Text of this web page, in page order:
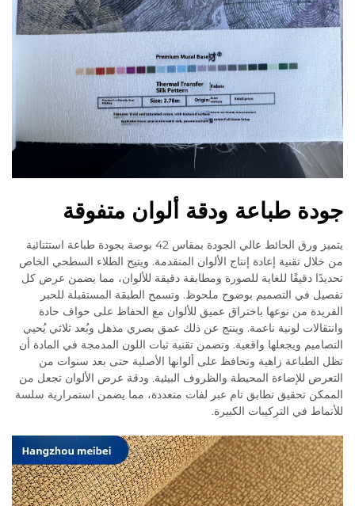
جودة طباعة ودقة ألوان متفوقة
يتميز ورق الحائط عالي الجودة بمقاس 42 بوصة بجودة طباعة استثنائية
من خلال تقنية إعادة إنتاج الألوان المتقدمة. ويتيح الطلاء السطحي الخاص
تحديدًا دقيقًا للغاية للصورة ومطابقة دقيقة للألوان، مما يضمن عرض كل
تفصيل في التصميم بوضوح ملحوظ. وتسمح الطبقة المستقبلة للحبر
الفريدة من نوعها باختراق عميق للألوان مع الحفاظ على حواف حادة
وانتقالات لونية ناعمة. وينتج عن ذلك عمق بصري مذهل وبُعد ثلاثي يُحيي
التصاميم ويجعلها واقعية. وتضمن تقنية ثبات اللون المدمجة في المادة أن
تظل الطباعة زاهية وتحافظ على ألوانها الأصلية حتى بعد سنوات من
التعرض للإضاءة المحيطة والظروف البيئية. ودقة عرض الألوان تجعل من
الممكن تحقيق تطابق تام عبر لفات متعددة، مما يضمن استمرارية سلسة
للأنماط في التركيبات الكبيرة.